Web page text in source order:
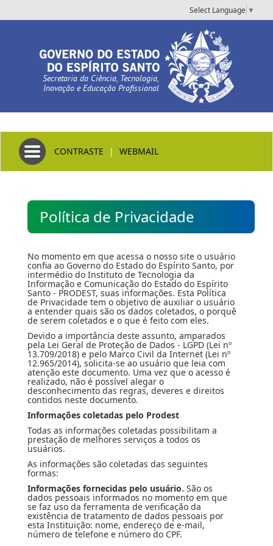
Select Language ▼
Secretaria da Ciência, Tecnologia,
Inovação e Educação Profissional
Toggle navigation
CONTRASTE | WEBMAIL
Política de Privacidade
No momento em que acessa o nosso site o usuário
confia ao Governo do Estado do Espírito Santo, por
intermédio do Instituto de Tecnologia da
Informação e Comunicação do Estado do Espírito
Santo - PRODEST, suas informações. Esta Política
de Privacidade tem o objetivo de auxiliar o usuário
a entender quais são os dados coletados, o porquê
de serem coletados e o que é feito com eles.
Devido a importância deste assunto, amparados
pela Lei Geral de Proteção de Dados - LGPD (Lei nº
13.709/2018) e pelo Marco Civil da Internet (Lei nº
12.965/2014), solicita-se ao usuário que leia com
atenção este documento. Uma vez que o acesso é
realizado, não é possível alegar o
desconhecimento das regras, deveres e direitos
contidos neste documento.
Informações coletadas pelo Prodest
Todas as informações coletadas possibilitam a
prestação de melhores serviços a todos os
usuários.
As informações são coletadas das seguintes
formas:
Informações fornecidas pelo usuário. São os
dados pessoais informados no momento em que
se faz uso da ferramenta de verificação da
existência de tratamento de dados pessoais por
esta Instituição: nome, endereço de e-mail,
número de telefone e número do CPF.